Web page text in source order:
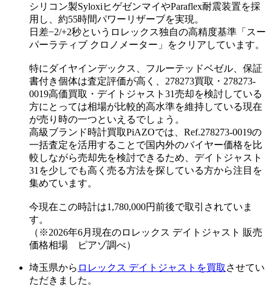
シリコン製SyloxiヒゲゼンマイやParaflex耐震装置を採
用し、約55時間パワーリザーブを実現。
日差−2/+2秒というロレックス独自の高精度基準「スー
パーラティブ クロノメーター」をクリアしています。
特にダイヤインデックス、フルーテッドベゼル、保証
書付き個体は査定評価が高く、278273買取・278273-
0019高価買取・デイトジャスト31売却を検討している
方にとっては相場が比較的高水準を維持している現在
が売り時の一つといえるでしょう。
高級ブランド時計買取PiAZOでは、Ref.278273-0019の
一括査定を活用することで国内外のバイヤー価格を比
較しながら売却先を検討できるため、デイトジャスト
31を少しでも高く売る方法を探している方から注目を
集めています。
今現在この時計は1,780,000円前後で取引されていま
す。
（※2026年6月現在のロレックス デイトジャスト 販売
価格相場 ピアゾ調べ）
埼玉県から ロレックス デイトジャストを買取 させてい
ただきました。